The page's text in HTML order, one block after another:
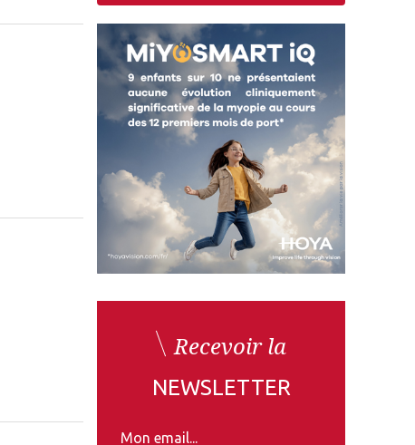
Recevoir la
NEWSLETTER